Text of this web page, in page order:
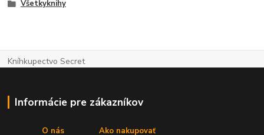
Všetkyknihy
Kníhkupectvo Secret
Informácie pre zákazníkov
O nás Ako nakupovať